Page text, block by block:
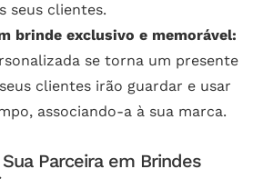
seus clientes.
brinde exclusivo e memorável:
se torna um presente
clientes irão guardar e usar
associando-a à sua marca.
Parceira em Brindes